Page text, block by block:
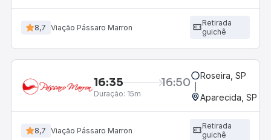
8,7 Viação Pássaro Marron
Retirada
guichê
16:35 16:50
Duração: 15m
Roseira, SP
Aparecida, SP -
8,7 Viação Pássaro Marron
Retirada
guichê